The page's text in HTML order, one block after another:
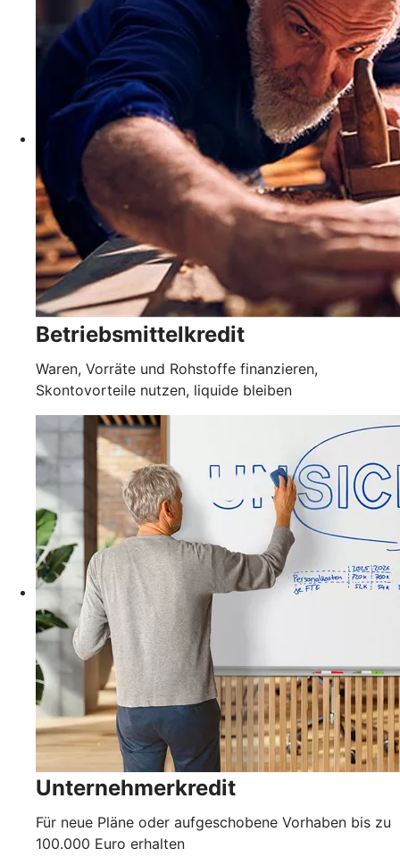
Betriebsmittelkredit
Waren, Vorräte und Rohstoffe finanzieren,
Skontovorteile nutzen, liquide bleiben
Unternehmerkredit
Für neue Pläne oder aufgeschobene Vorhaben bis zu
100.000 Euro erhalten